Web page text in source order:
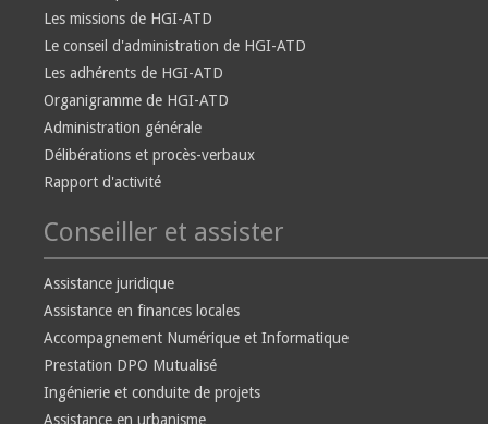
Les missions de HGI-ATD
Le conseil d'administration de HGI-ATD
Les adhérents de HGI-ATD
Organigramme de HGI-ATD
Administration générale
Délibérations et procès-verbaux
Rapport d'activité
Conseiller et assister
Assistance juridique
Assistance en finances locales
Accompagnement Numérique et Informatique
Prestation DPO Mutualisé
Ingénierie et conduite de projets
Assistance en urbanisme